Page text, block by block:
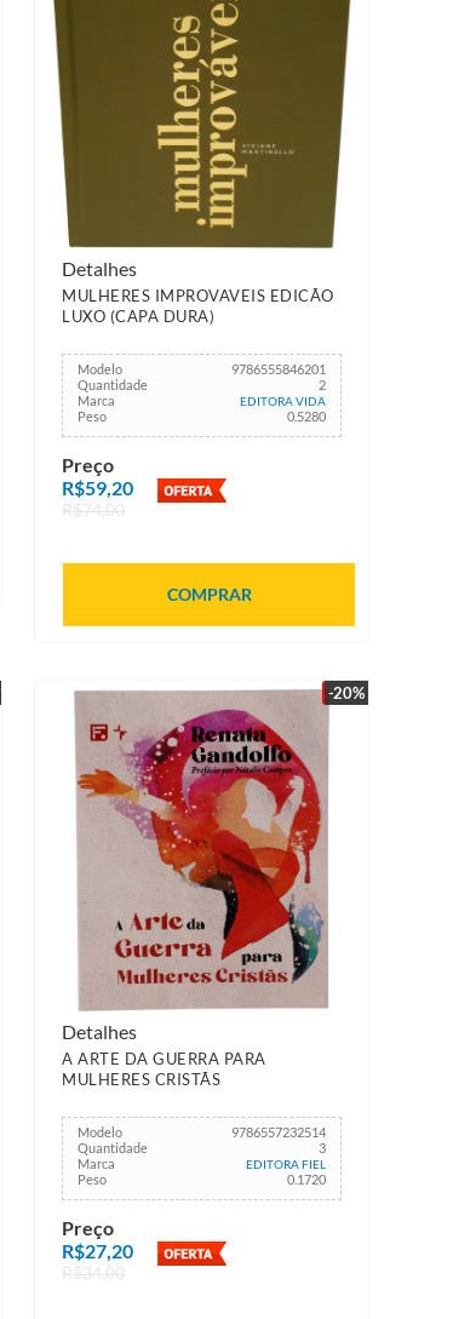
MULHERES IMPROVAVEIS EDICÃO
LUXO (CAPA DURA)
Modelo
9786555846201
Quantidade
2
Marca
EDITORA VIDA
Peso 0.5280
Preço
R$59,20
R$74,00
COMPRAR
Detalhes
-20%
A ARTE DA GUERRA PARA
MULHERES CRISTÃS
Modelo
9786557232514
Quantidade
3
Marca
EDITORA FIEL
Peso 0.1720
Preço
R$27,20
R$34,00
Detalhes